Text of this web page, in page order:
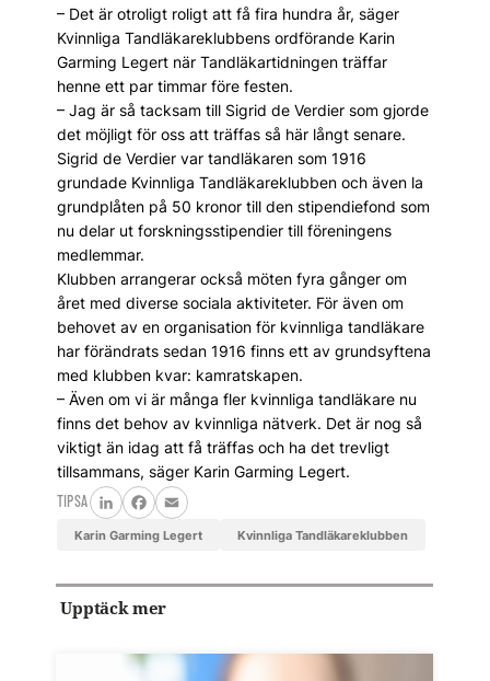
– Det är otroligt roligt att få fira hundra år, säger
Kvinnliga Tandläkareklubbens ordförande Karin
Garming Legert när Tandläkartidningen träffar
henne ett par timmar före festen.
– Jag är så tacksam till Sigrid de Verdier som gjorde
det möjligt för oss att träffas så här långt senare.
Sigrid de Verdier var tandläkaren som 1916
grundade Kvinnliga Tandläkareklubben och även la
grundplåten på 50 kronor till den stipendiefond som
nu delar ut forskningsstipendier till föreningens
medlemmar.
Klubben arrangerar också möten fyra gånger om
året med diverse sociala aktiviteter. För även om
behovet av en organisation för kvinnliga tandläkare
har förändrats sedan 1916 finns ett av grundsyftena
med klubben kvar: kamratskapen.
– Även om vi är många fler kvinnliga tandläkare nu
finns det behov av kvinnliga nätverk. Det är nog så
viktigt än idag att få träffas och ha det trevligt
tillsammans, säger Karin Garming Legert.
TIPSA
LinkedInFacebook
Email
Karin Garming Legert Kvinnliga Tandläkareklubben
Upptäck mer